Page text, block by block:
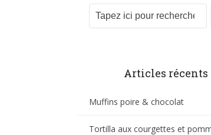
Articles récents
Muffins poire & chocolat
Tortilla aux courgettes et